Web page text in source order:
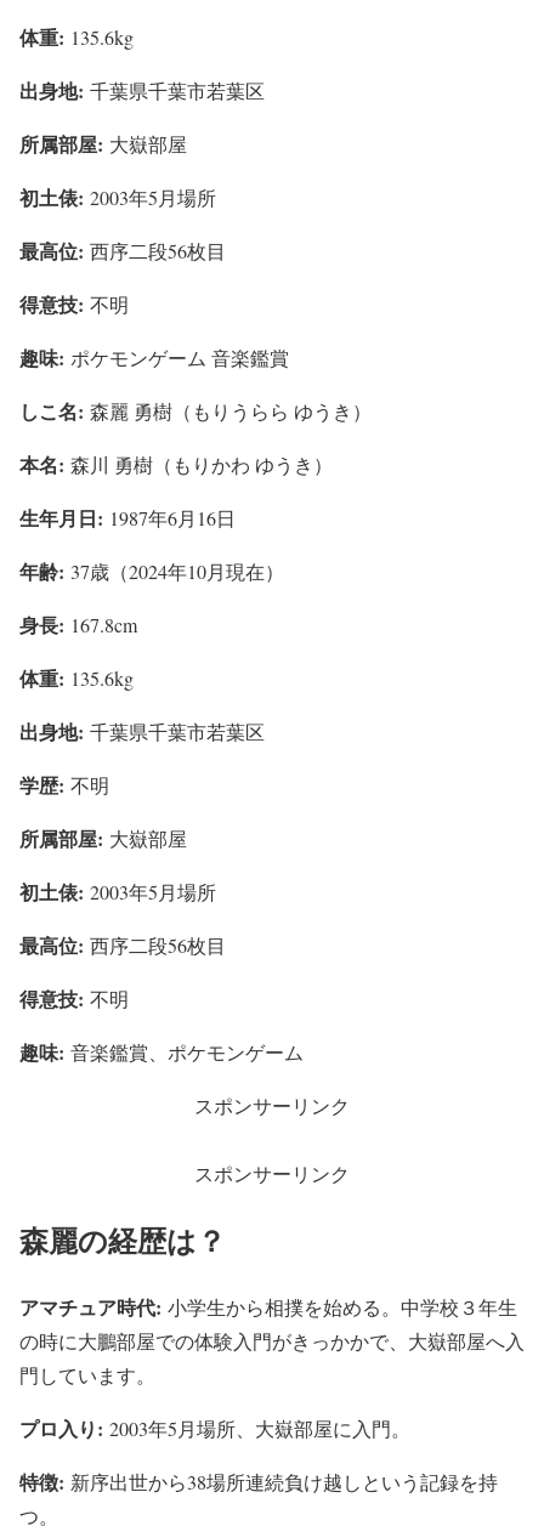
体重: 135.6kg
出身地: 千葉県千葉市若葉区
所属部屋: 大嶽部屋
初土俵: 2003年5月場所
最高位: 西序二段56枚目
得意技: 不明
趣味: ポケモンゲーム 音楽鑑賞
しこ名: 森麗 勇樹（もりうらら ゆうき）
本名: 森川 勇樹（もりかわ ゆうき）
生年月日: 1987年6月16日
年齢: 37歳（2024年10月現在）
身長: 167.8cm
体重: 135.6kg
出身地: 千葉県千葉市若葉区
学歴: 不明
所属部屋: 大嶽部屋
初土俵: 2003年5月場所
最高位: 西序二段56枚目
得意技: 不明
趣味: 音楽鑑賞、ポケモンゲーム
スポンサーリンク
スポンサーリンク
森麗の経歴は？
アマチュア時代: 小学生から相撲を始める。中学校３年生
の時に大鵬部屋での体験入門がきっかかで、大嶽部屋へ入
門しています。
プロ入り: 2003年5月場所、大嶽部屋に入門。
特徴: 新序出世から38場所連続負け越しという記録を持
つ。